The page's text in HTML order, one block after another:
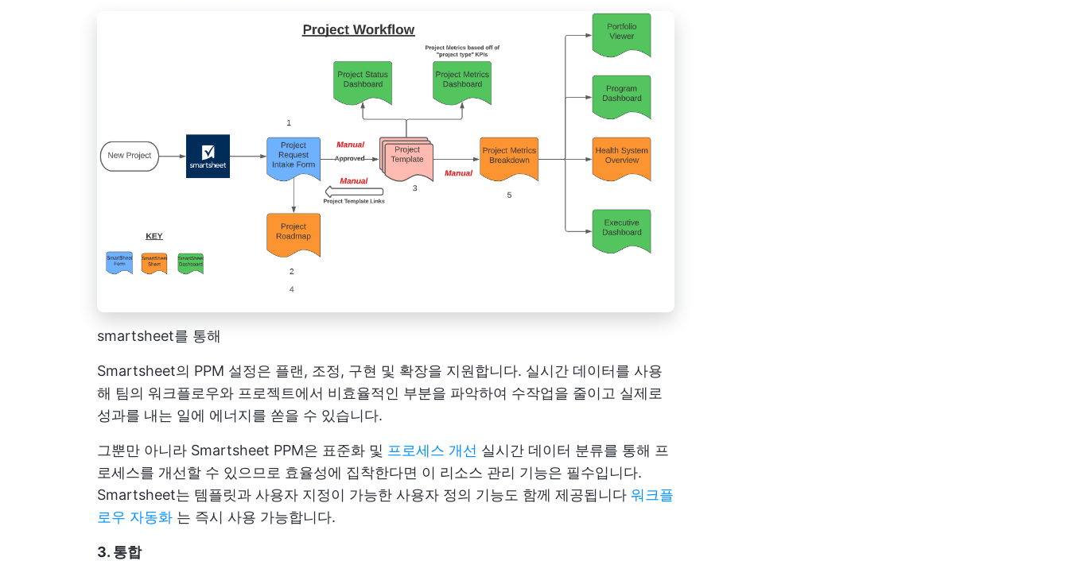
smartsheet를 통해
Smartsheet의 PPM 설정은 플랜, 조정, 구현 및 확장을 지원합니다. 실시간 데이터를 사용
해 팀의 워크플로우와 프로젝트에서 비효율적인 부분을 파악하여 수작업을 줄이고 실제로
성과를 내는 일에 에너지를 쏟을 수 있습니다.
그뿐만 아니라 Smartsheet PPM은 표준화 및 프로세스 개선 실시간 데이터 분류를 통해 프
로세스를 개선할 수 있으므로 효율성에 집착한다면 이 리소스 관리 기능은 필수입니다.
Smartsheet는 템플릿과 사용자 지정이 가능한 사용자 정의 기능도 함께 제공됩니다 워크플
로우 자동화 는 즉시 사용 가능합니다.
3. 통합